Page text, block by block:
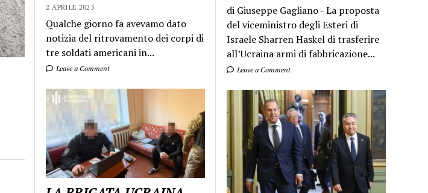
di Giuseppe Gagliano - La proposta
del viceministro degli Esteri di
Israele Sharren Haskel di trasferire
all’Ucraina armi di fabbricazione...
Leave a Comment
2 APRILE 2025
Qualche giorno fa avevamo dato
notizia del ritrovamento dei corpi di
tre soldati americani in...
Leave a Comment